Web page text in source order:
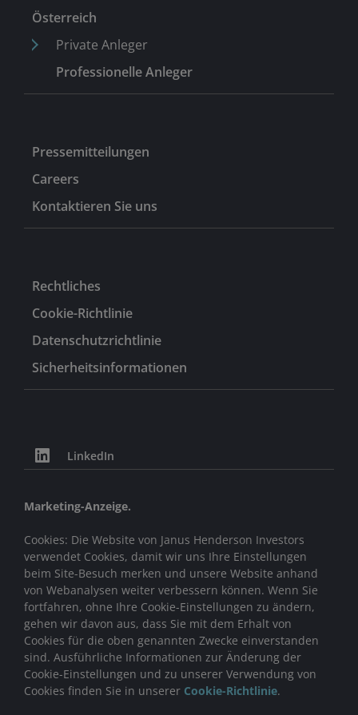
Österreich
Private Anleger
Professionelle Anleger
Pressemitteilungen
Careers
Kontaktieren Sie uns
Rechtliches
Cookie-Richtlinie
Datenschutzrichtlinie
Sicherheitsinformationen
LinkedIn
Marketing-Anzeige.
Cookies: Die Website von Janus Henderson Investors
verwendet Cookies, damit wir uns Ihre Einstellungen
beim Site-Besuch merken und unsere Website anhand
von Webanalysen weiter verbessern können. Wenn Sie
fortfahren, ohne Ihre Cookie-Einstellungen zu ändern,
gehen wir davon aus, dass Sie mit dem Erhalt von
Cookies für die oben genannten Zwecke einverstanden
sind. Ausführliche Informationen zur Änderung der
Cookie-Einstellungen und zu unserer Verwendung von
Cookies finden Sie in unserer Cookie-Richtlinie.